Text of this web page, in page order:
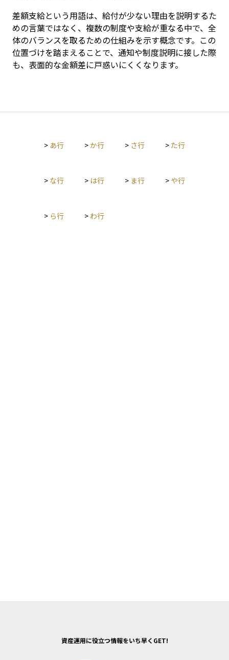
差額支給という用語は、給付が少ない理由を説明するた
めの言葉ではなく、複数の制度や支給が重なる中で、全
体のバランスを取るための仕組みを示す概念です。この
位置づけを踏まえることで、通知や制度説明に接した際
も、表面的な金額差に戸惑いにくくなります。
> あ行 >か行 > さ行 > た行
> な行 > は行 > ま行 > や行
> ら行 > わ行
資産運用に役立つ情報をいち早くGET!